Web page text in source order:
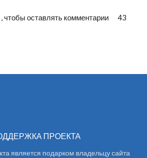
, чтобы оставлять комментарии 43
ПРОЕКТА
является подарком владельцу сайта